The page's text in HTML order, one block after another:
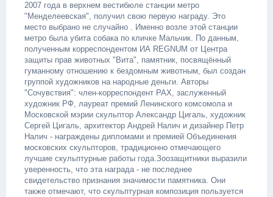
2007 года в верхнем вестибюле станции метро
"Менделеевская", получил свою первую награду. Это
место выбрано не случайно . Именно возле этой станции
метро была убита собака по кличке Мальчик. По данным,
полученным корреспондентом ИА REGNUM от Центра
защиты прав животных "Вита", памятник, посвящённый
гуманному отношению к бездомным животным, был создан
группой художников на народные деньги. Авторы
"Сочувствия": член-корреспондент РАХ, заслуженный
художник РФ, лауреат премий Ленинского комсомола и
Московской мэрии скульптор Александр Цигаль, художник
Сергей Цигаль, архитектор Андрей Налич и дизайнер Петр
Налич - награждены дипломами и премией Объединения
московских скульпторов, традиционно отмечающего
лучшие скульптурные работы года.Зоозащитники выразили
уверенность, что эта награда - не последнее
свидетельство признания значимости памятника. Они
также отмечают, что скульптурная композиция пользуется